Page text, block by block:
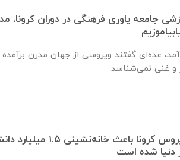
جامعه یاوری فرهنگی در دوران کرونا،
عده‌ای گفتند ویروسی از جهان مدرن
شیوع ویروس کرونا باعث خانه‌نشینی
دنیا شده است